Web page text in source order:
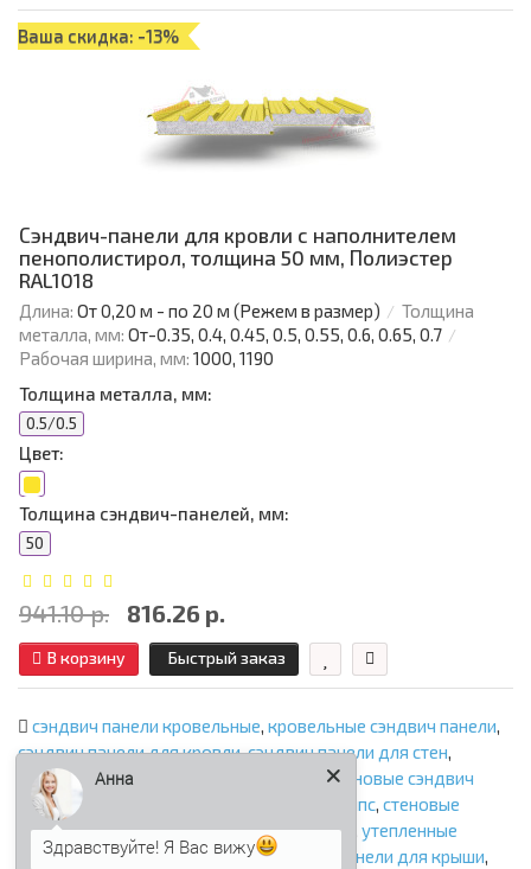
Ваша скидка: -13%
Сэндвич-панели для кровли с наполнителем
пенополистирол, толщина 50 мм, Полиэстер
RAL1018
Длина: От 0,20 м - по 20 м (Режем в размер)
Толщина
металла, мм: От-0.35, 0.4, 0.45, 0.5, 0.55, 0.6, 0.65, 0.7
Рабочая ширина, мм: 1000, 1190
Толщина металла, мм:
0.5/0.5
Цвет:
Толщина сэндвич-панелей, мм:
50
941.10 р. 816.26 р.
В корзину Быстрый заказ
сэндвич панели кровельные, кровельные сэндвич панели,
сэндвич панели для кровли,сэндвич панели для стен,
стеновые сэндвич панели с минватой
стеновые сэндвич
панели с ппу
стеновые сэндвич панели с ппс, стеновые
сэндвич панели с пир,кровельные панели
утепленные
панели,панели с утеплителем,сэндвич панели для крыши,
Анна
Здравствуйте! Я Вас вижу